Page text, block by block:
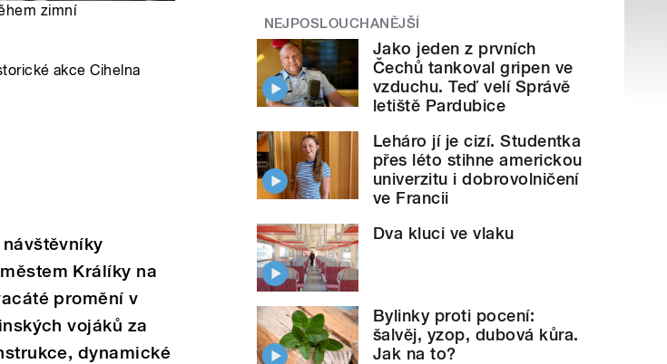
zimní
akce Cihelna
Králíky na
promění v
vojáků za
dynamické
NEJPOSLOUCHANĚJŠÍ
Jako jeden z prvních
Čechů tankoval gripen ve
vzduchu. Teď velí Správě
letiště Pardubice
Leháro jí je cizí. Studentka
přes léto stihne americkou
univerzitu i dobrovolničení
ve Francii
Dva kluci ve vlaku
Bylinky proti pocení:
šalvěj, yzop, dubová kůra.
Jak na to?